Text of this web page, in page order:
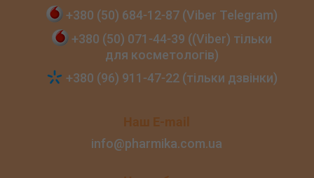
+380 (50) 684‑12‑87 (Viber Telegram)
+380 (50) 071‑44‑39 ((Viber) тільки
для косметологів)
+380 (96) 911‑47‑22 (тільки дзвінки)
Наш E-mail
info@pharmika.com.ua